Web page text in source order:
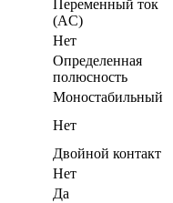
Переменный ток
(AC)
Нет
Определенная
полюсность
Моностабильный
Нет
Двойной контакт
Нет
Да